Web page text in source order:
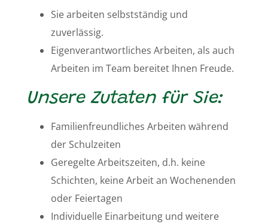
Sie arbeiten selbstständig und
zuverlässig.
Eigenverantwortliches Arbeiten, als auch
Arbeiten im Team bereitet Ihnen Freude.
Unsere Zutaten für Sie:
Familienfreundliches Arbeiten während
der Schulzeiten
Geregelte Arbeitszeiten, d.h. keine
Schichten, keine Arbeit an Wochenenden
oder Feiertagen
Individuelle Einarbeitung und weitere